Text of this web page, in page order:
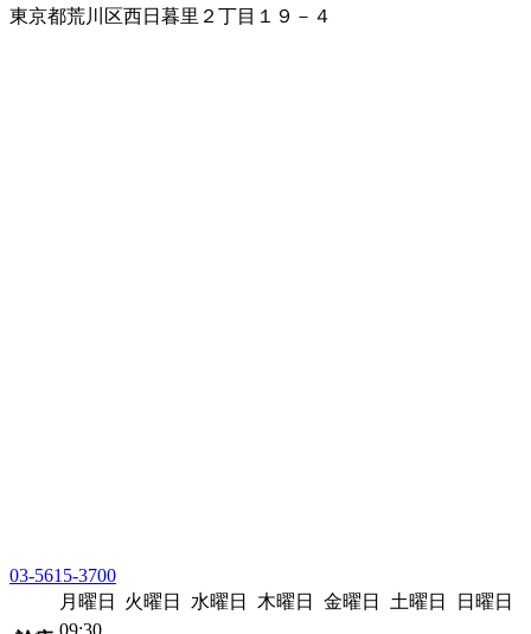
東京都荒川区西日暮里２丁目１９－４
03-5615-3700
月曜日
火曜日 水曜日 木曜日 金曜日 土曜日
日曜日
09:30